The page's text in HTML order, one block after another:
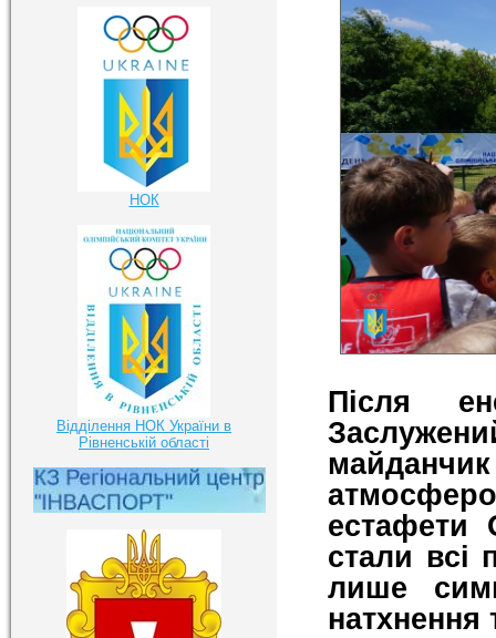
Після
естафети
стали всі
лише
натхнення
НОК
Відділення НОК України в
Рівненській області